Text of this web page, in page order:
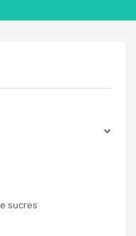
sucres